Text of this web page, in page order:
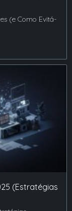
(e Como Evitá-
(Estratégias